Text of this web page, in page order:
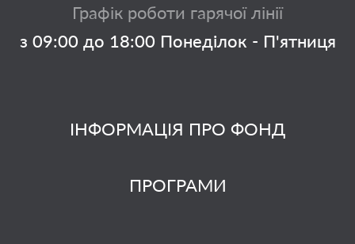
ІНФОРМАЦІЯ ПРО ФОНД
ПРОГРАМИ
Графік роботи гарячої лінії
з 09:00 до 18:00 Понеділок - П'ятниця